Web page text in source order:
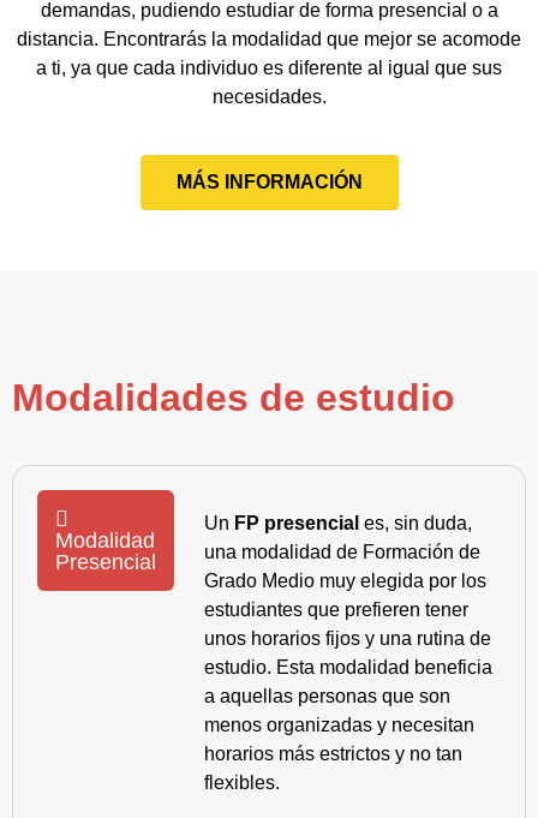
demandas, pudiendo estudiar de forma presencial o a
distancia. Encontrarás la modalidad que mejor se acomode
a ti, ya que cada individuo es diferente al igual que sus
necesidades.
MÁS INFORMACIÓN
Modalidades de estudio
Modalidad
Presencial
Un FP presencial es, sin duda,
una modalidad de Formación de
Grado Medio muy elegida por los
estudiantes que prefieren tener
unos horarios fijos y una rutina de
estudio. Esta modalidad beneficia
a aquellas personas que son
menos organizadas y necesitan
horarios más estrictos y no tan
flexibles.